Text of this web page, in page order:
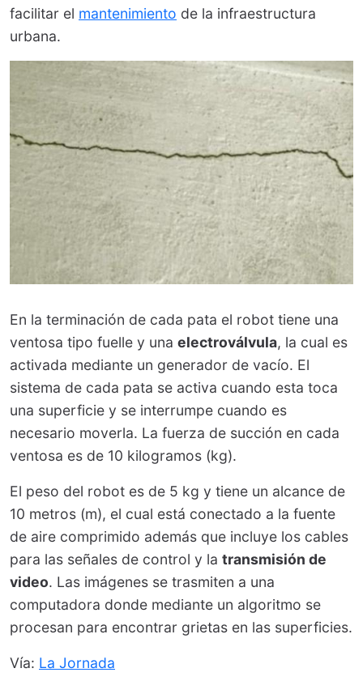
facilitar el mantenimiento de la infraestructura
urbana.
En la terminación de cada pata el robot tiene una
ventosa tipo fuelle y una electroválvula, la cual es
activada mediante un generador de vacío. El
sistema de cada pata se activa cuando esta toca
una superficie y se interrumpe cuando es
necesario moverla. La fuerza de succión en cada
ventosa es de 10 kilogramos (kg).
El peso del robot es de 5 kg y tiene un alcance de
10 metros (m), el cual está conectado a la fuente
de aire comprimido además que incluye los cables
para las señales de control y la transmisión de
video. Las imágenes se trasmiten a una
computadora donde mediante un algoritmo se
procesan para encontrar grietas en las superficies.
Vía: La Jornada